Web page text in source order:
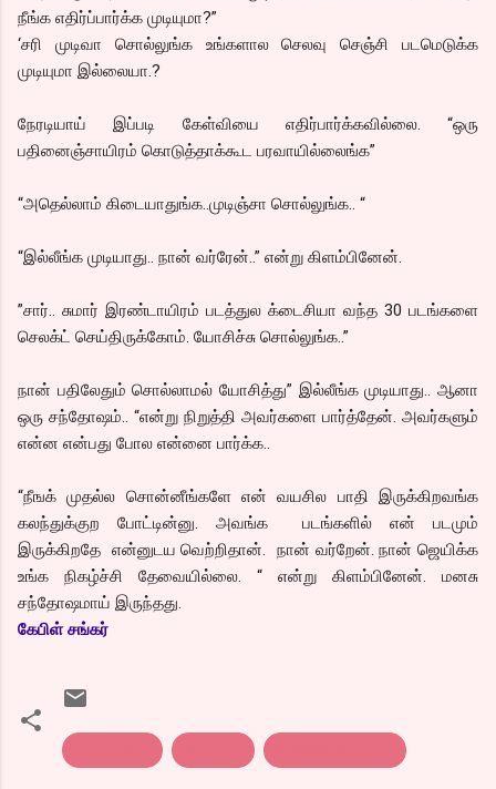
நீங்க எதிர்ப்பார்க்க முடியுமா?”
‘சரி முடிவா சொல்லுங்க உங்களால செலவு செஞ்சி படமெடுக்க
முடியுமா இல்லையா.?
நேரடியாய் இப்படி கேள்வியை எதிர்பார்க்கவில்லை. “ஒரு
பதினைஞ்சாயிரம் கொடுத்தாக்கூட பரவாயில்லைங்க”
“அதெல்லாம் கிடையாதுங்க..முடிஞ்சா சொல்லுங்க.. “
“இல்லீங்க முடியாது.. நான் வர்ரேன்..” என்று கிளம்பினேன்.
”சார்.. சுமார் இரண்டாயிரம் படத்துல க்டைசியா வந்த 30 படங்களை
செலக்ட் செய்திருக்கோம். யோசிச்சு சொல்லுங்க..”
நான் பதிலேதும் சொல்லாமல் யோசித்து” இல்லீங்க முடியாது.. ஆனா
ஒரு சந்தோஷம்.. “என்று நிறுத்தி அவர்களை பார்த்தேன். அவர்களும்
என்ன என்பது போல என்னை பார்க்க..
“நீஙக் முதல்ல சொன்னீங்களே என் வயசில பாதி இருக்கிறவங்க
கலந்துக்குற போட்டின்னு. அவங்க படங்களில் என் படமும்
இருக்கிறதே என்னுடய வெற்றிதான். நான் வர்றேன். நான் ஜெயிக்க
உங்க நிகழ்ச்சி தேவையில்லை. “ என்று கிளம்பினேன். மனசு
சந்தோஷமாய் இருந்தது.
கேபிள் சங்கர்